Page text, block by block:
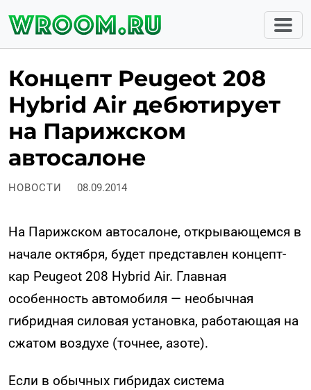
Концепт Peugeot 208
Hybrid Air дебютирует
на Парижском
автосалоне
НОВОСТИ 08.09.2014
На Парижском автосалоне, открывающемся в
начале октября, будет представлен концепт-
кар Peugeot 208 Hybrid Air. Главная
особенность автомобиля — необычная
гибридная силовая установка, работающая на
сжатом воздухе (точнее, азоте).
Если в обычных гибридах система